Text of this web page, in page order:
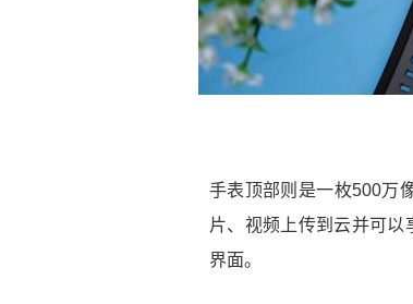
手表顶部则是一枚500万
片、视频上传到云并可
界面。